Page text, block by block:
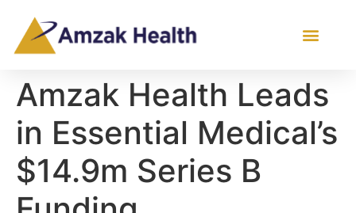
Amzak Health Leads
in Essential Medical’s
$14.9m Series B